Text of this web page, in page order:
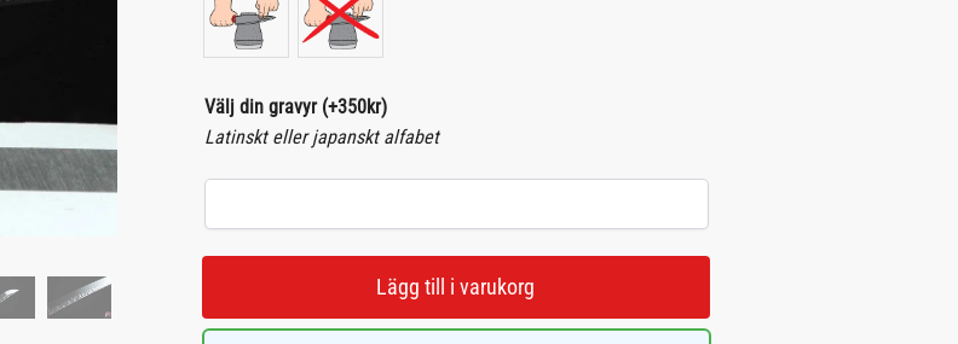
6,800kr.5,400kr.
Välj din gravyr (+350kr)
Latinskt eller japanskt alfabet
Lägg till i varukorg